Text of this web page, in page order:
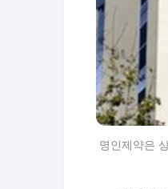
명인제약은